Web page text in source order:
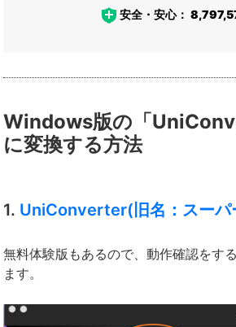
安全・安心：
Windows版の「
に変換する方法
1. UniConverter(旧名：スー
無料体験版もあるので、動作確認をす
ます。